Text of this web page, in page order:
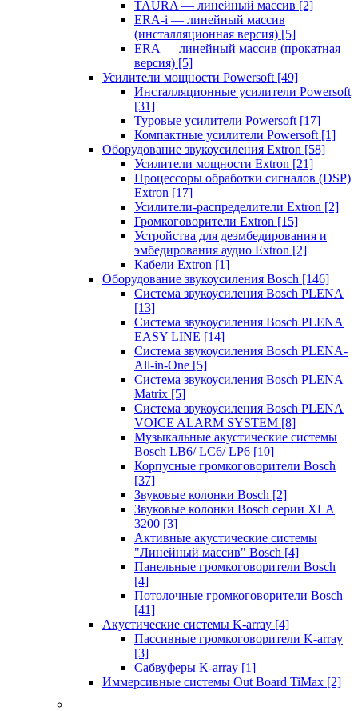
TAURA — линейный массив [2]
ERA-i — линейный массив
(инсталляционная версия) [5]
ERA — линейный массив (прокатная
версия) [5]
Усилители мощности Powersoft [49]
Инсталляционные усилители Powersoft
[31]
Туровые усилители Powersoft [17]
Компактные усилители Powersoft [1]
Оборудование звукоусиления Extron [58]
Усилители мощности Extron [21]
Процессоры обработки сигналов (DSP)
Extron [17]
Усилители-распределители Extron [2]
Громкоговорители Extron [15]
Устройства для деэмбедирования и
эмбедирования аудио Extron [2]
Кабели Extron [1]
Оборудование звукоусиления Bosch [146]
Система звукоусиления Bosch PLENA
[13]
Система звукоусиления Bosch PLENA
EASY LINE [14]
Система звукоусиления Bosch PLENA-
All-in-One [5]
Система звукоусиления Bosch PLENA
Matrix [5]
Система звукоусиления Bosch PLENA
VOICE ALARM SYSTEM [8]
Музыкальные акустические системы
Bosch LB6/ LC6/ LP6 [10]
Корпусные громкоговорители Bosch
[37]
Звуковые колонки Bosch [2]
Звуковые колонки Bosch серии XLA
3200 [3]
Активные акустические системы
"Линейный массив" Bosch [4]
Панельные громкоговорители Bosch
[4]
Потолочные громкоговорители Bosch
[41]
Акустические системы K-array [4]
Пассивные громкоговорители K-array
[3]
Сабвуферы K-array [1]
Иммерсивные системы Out Board TiMax [2]